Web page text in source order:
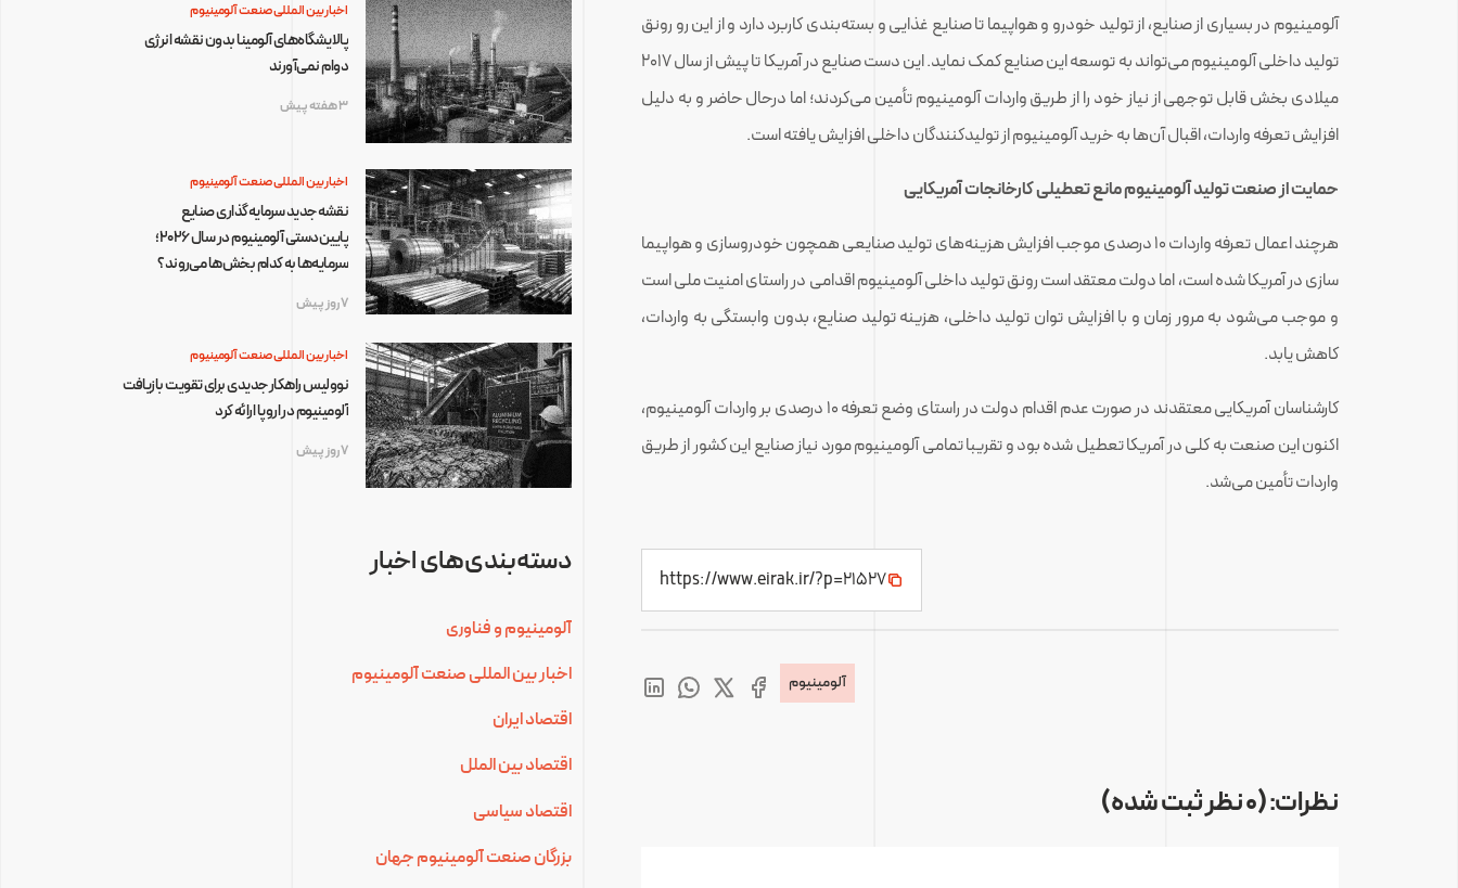
آلومینیوم در بسیاری از صنایع، از تولید خودرو و هواپیما تا صنایع غذایی و بسته‌بندی کاربرد دارد و از این رو رونق
تولید داخلی آلومینیوم می‌تواند به توسعه این صنایع کمک نماید. این دست صنایع در آمریکا تا پیش از سال ۲۰۱۷
میلادی بخش قابل توجهی از نیاز خود را از طریق واردات آلومینیوم تأمین می‌کردند؛ اما درحال حاضر و به دلیل
افزایش تعرفه واردات، اقبال آن‌ها به خرید آلومینیوم از تولیدکنندگان داخلی افزایش یافته است.
حمایت از صنعت تولید آلومینیوم مانع تعطیلی کارخانجات آمریکایی
هرچند اعمال تعرفه واردات ۱۰ درصدی موجب افزایش هزینه‌های تولید صنایعی همچون خودروسازی و هواپیما
سازی در آمریکا شده است، اما دولت معتقد است رونق تولید داخلی آلومینیوم اقدامی در راستای امنیت ملی است
و موجب می‌شود به مرور زمان و با افزایش توان تولید داخلی، هزینه تولید صنایع، بدون وابستگی به واردات،
کاهش یابد.
کارشناسان آمریکایی معتقدند در صورت عدم اقدام دولت در راستای وضع تعرفه ۱۰ درصدی بر واردات آلومینیوم،
اکنون این صنعت به کلی در آمریکا تعطیل شده بود و تقریبا تمامی آلومینیوم مورد نیاز صنایع این کشور از طریق
واردات تأمین می‌شد.
https://www.eirak.ir/?p=21527
آلومینیوم
نظرات: (0 نظر ثبت شده)
اخبار بین المللی صنعت آلومینیوم
پالایشگاه‌های آلومینا بدون نقشه انرژی
دوام نمی‌آورند
3 هفته پیش
اخبار بین المللی صنعت آلومینیوم
نقشه جدید سرمایه‌گذاری صنایع
پایین‌دستی آلومینیوم در سال ۲۰۲۶؛
سرمایه‌ها به کدام بخش‌ها می‌روند؟
7 روز پیش
اخبار بین المللی صنعت آلومینیوم
نوولیس راهکار جدیدی برای تقویت بازیافت
آلومینیوم در اروپا ارائه کرد
7 روز پیش
دسته‌بندی‌های اخبار
آلومینیوم و فناوری
اخبار بین المللی صنعت آلومینیوم
اقتصاد ایران
اقتصاد بین الملل
اقتصاد سیاسی
بزرگان صنعت آلومینیوم جهان